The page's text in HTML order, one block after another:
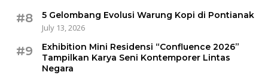
#8
5 Gelombang Evolusi Warung Kopi di Pontianak
July 13, 2026
#9
Exhibition Mini Residensi “Confluence 2026”
Tampilkan Karya Seni Kontemporer Lintas
Negara